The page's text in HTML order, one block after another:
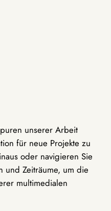
unserer Arbeit
für neue Projekte zu
oder navigieren Sie
und Zeiträume, um die
multimedialen